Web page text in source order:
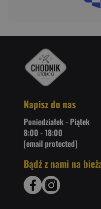
Napisz do nas
Poniedziałek - Piątek
8:00 - 18:00
[email protected]
Bądź z nami na